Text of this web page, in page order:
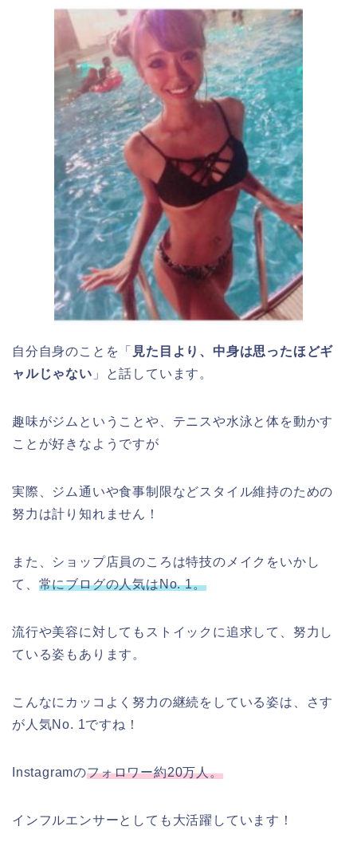
自分自身のことを「 見た目より、中身は思ったほどギ
ャルじゃない 」と話しています。
趣味がジムということや、テニスや水泳と体を動かす
ことが好きなようですが
実際、ジム通いや食事制限などスタイル維持のための
努力は計り知れません！
また、ショップ店員のころは特技のメイクをいかし
て、 常にブログの人気はNo. 1。
流行や美容に対してもストイックに追求して、努力し
ている姿もあります。
こんなにカッコよく努力の継続をしている姿は、さす
が人気No. 1ですね！
Instagramのフォロワー約20万人。
インフルエンサーとしても大活躍しています！